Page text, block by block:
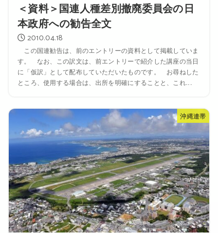
＜資料＞国連人種差別撤廃委員会の日
本政府への勧告全文
2010.04.18
この国連勧告は、前のエントリーの資料として掲載していま
す。 なお、この訳文は、前エントリーで紹介した講座の当日
に「仮訳」として配布していただいたものです。 お尋ねした
ところ、使用する場合は、出所を明確にすることと、これ...
沖縄連帯